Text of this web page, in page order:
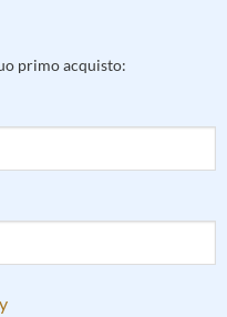
primo acquisto: